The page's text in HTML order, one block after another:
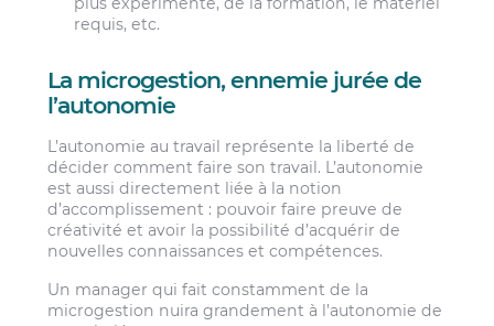
requis, etc.
La microgestion, ennemie jurée de
l’autonomie
L’autonomie au travail représente la liberté de
décider comment faire son travail. L’autonomie
est aussi directement liée à la notion
d’accomplissement : pouvoir faire preuve de
créativité et avoir la possibilité d’acquérir de
nouvelles connaissances et compétences.
Un manager qui fait constamment de la
microgestion nuira grandement à l’autonomie de